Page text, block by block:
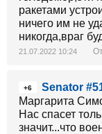
ракетами
ничего им не
никогда,враг
21.07.2022 10:24
+6
Senator
Маргарита
Нас спасет
значит...что